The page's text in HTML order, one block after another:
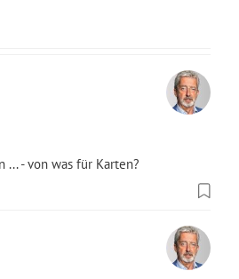
... - von was für Karten?